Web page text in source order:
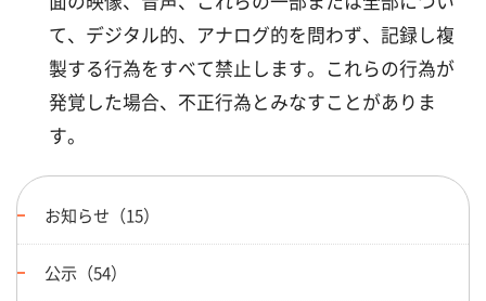
て、デジタル的、アナログ的を問わず、記録し複
製する行為をすべて禁止します。これらの行為が
発覚した場合、不正行為とみなすことがありま
す。
お知らせ（15）
公示（54）